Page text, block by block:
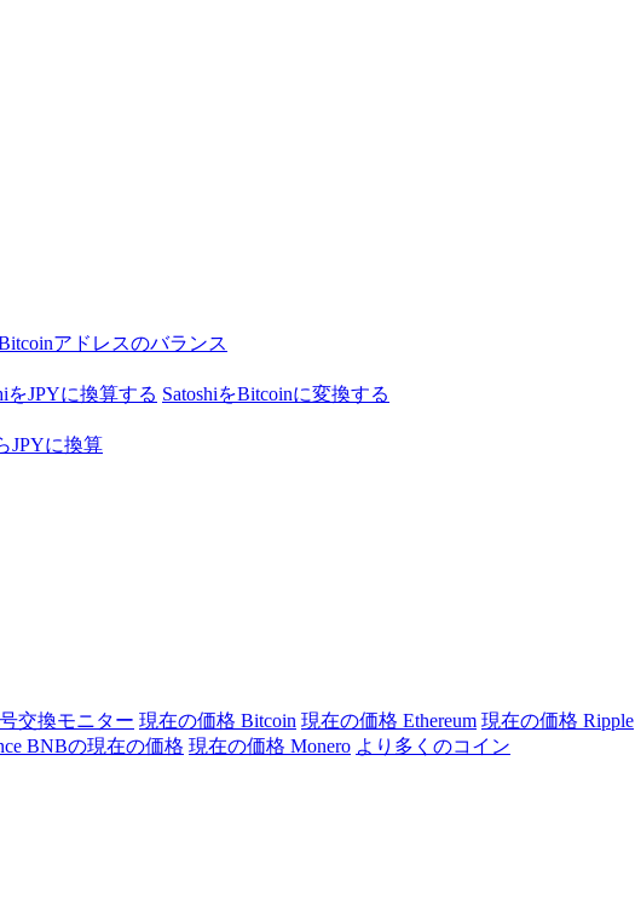
アドレスのバランス
をJPYに換算する SatoshiをBitcoinに変換する
JPYに換算
交換モニター 現在の価格 Bitcoin 現在の価格 Ethereum 現在の価格 Ripple
BNBの現在の価格 現在の価格 Monero より多くのコイン